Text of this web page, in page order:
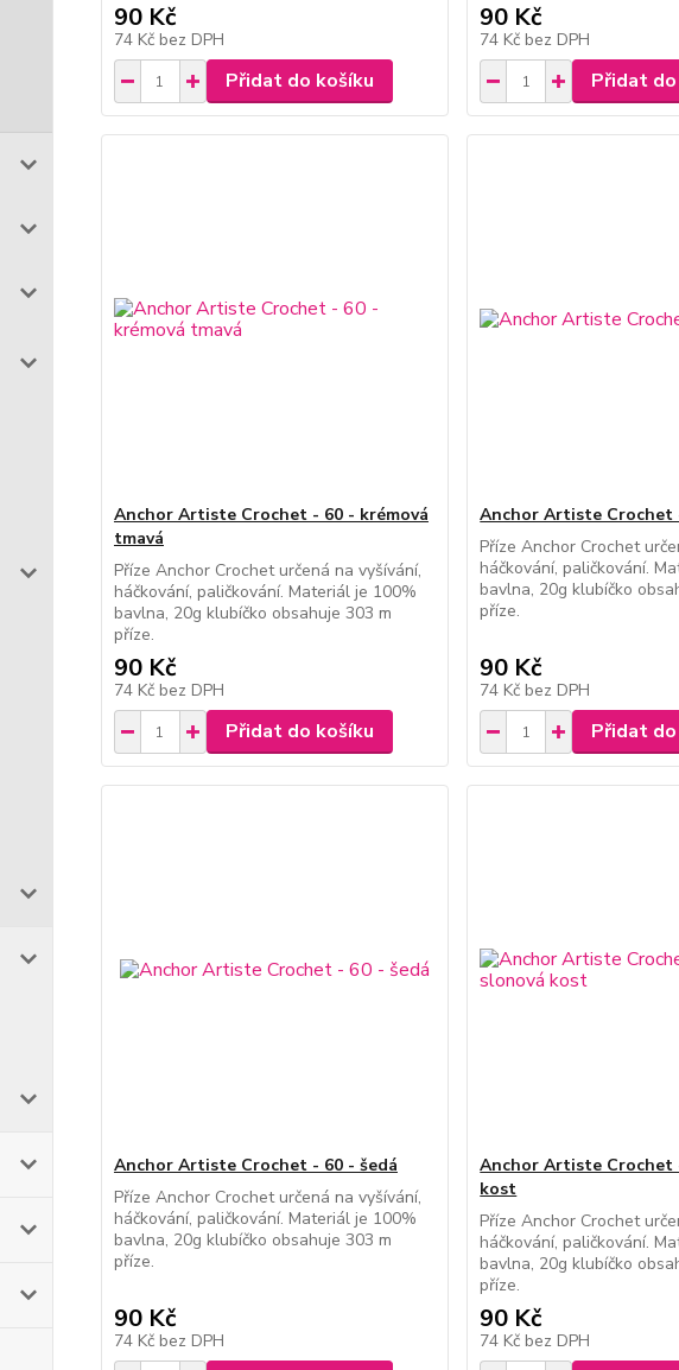
90 Kč
74 Kč bez DPH
Přidat do košíku
90 Kč
74 Kč bez DPH
Přidat
Anchor Artiste Crochet - 60 - krémová
tmavá
Příze Anchor Crochet určená na vyšívání,
háčkování, paličkování. Materiál je 100%
bavlna, 20g klubíčko obsahuje 303 m
příze.
90 Kč
74 Kč bez DPH
Přidat do košíku
Anchor Artiste Crochet
Příze Anchor Crochet
háčkování, paličkování.
bavlna, 20g klubíčko
příze.
90 Kč
74 Kč bez DPH
Přidat
Anchor Artiste Crochet - 60 - šedá
Příze Anchor Crochet určená na vyšívání,
háčkování, paličkování. Materiál je 100%
bavlna, 20g klubíčko obsahuje 303 m
příze.
90 Kč
74 Kč bez DPH
Anchor Artiste Crochet
kost
Příze Anchor Crochet
háčkování, paličkování.
bavlna, 20g klubíčko
příze.
90 Kč
74 Kč bez DPH